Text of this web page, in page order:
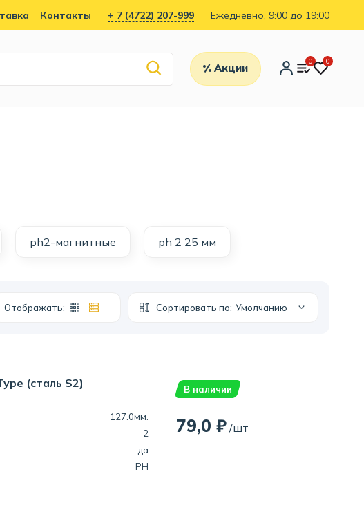
Контакты + 7 (4722) 207-999 Ежедневно, 9:00 до 19:00
Акции
0 0
ph2-магнитные ph 2 25 мм
Отображать: Сортировать по: Умолчанию
(сталь S2)
127.0мм.
2
да
PH
В наличии
79,0 ₽ /шт